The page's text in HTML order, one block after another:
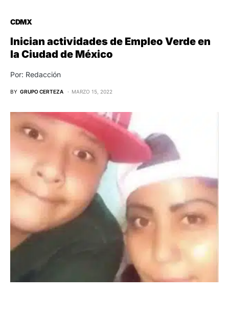
CDMX
Inician actividades de Empleo Verde en
la Ciudad de México
Por: Redacción
BY GRUPO CERTEZA MARZO 15, 2022